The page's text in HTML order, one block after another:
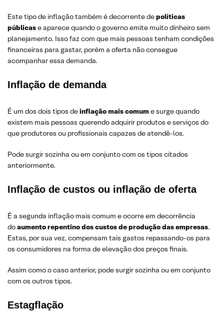
Este tipo de inflação também é decorrente depolíticas
públicase aparece quando o governo emite muito dinheiro sem
planejamento. Isso faz com que mais pessoas tenham condições
financeiras para gastar, porém a oferta não consegue
acompanhar essa demanda.
Inflação de demanda
É um dos dois tipos deinflação mais comume surge quando
existem mais pessoas querendo adquirir produtos e serviços do
que produtores ou profissionais capazes de atendê-los.
Pode surgir sozinha ou em conjunto com os tipos citados
anteriormente.
Inflação de custos ou inflação de oferta
É a segunda inflação mais comum e ocorre em decorrência
doaumento repentino dos custos de produção das empresas.
Estas, por sua vez, compensam tais gastos repassando-os para
os consumidores na forma de elevação dos preços finais.
Assim como o caso anterior, pode surgir sozinha ou em conjunto
com os outros tipos.
Estagflação